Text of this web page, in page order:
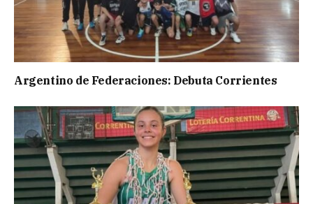
Argentino de Federaciones: Debuta Corrientes